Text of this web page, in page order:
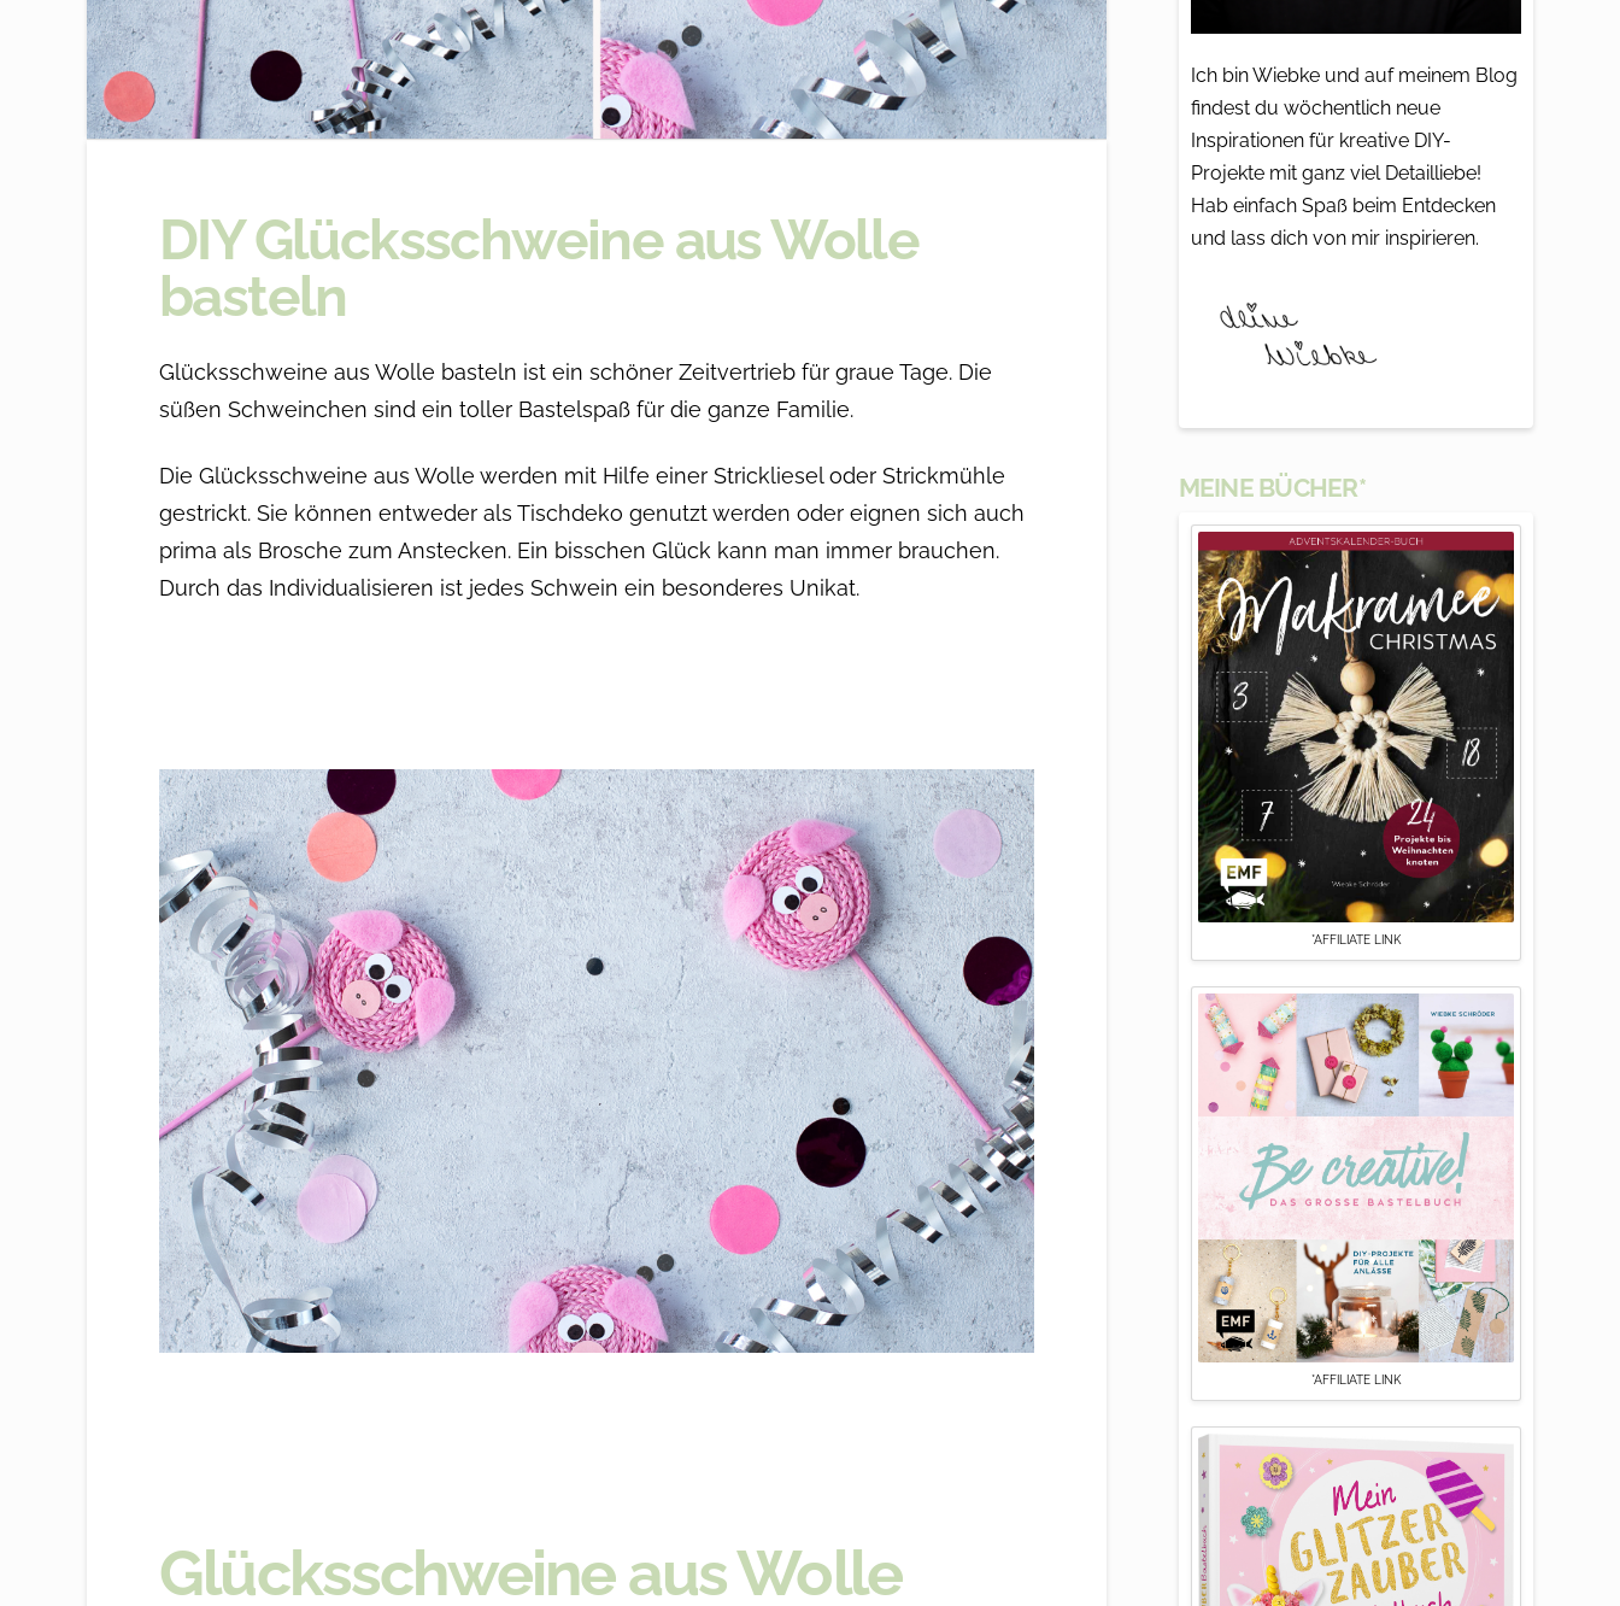
DIY Glücksschweine aus Wolle
basteln
Glücksschweine aus Wolle basteln ist ein schöner Zeitvertrieb für graue Tage. Die
süßen Schweinchen sind ein toller Bastelspaß für die ganze Familie.
Die Glücksschweine aus Wolle werden mit Hilfe einer Strickliesel oder Strickmühle
gestrickt. Sie können entweder als Tischdeko genutzt werden oder eignen sich auch
prima als Brosche zum Anstecken. Ein bisschen Glück kann man immer brauchen.
Durch das Individualisieren ist jedes Schwein ein besonderes Unikat.
Glücksschweine aus Wolle
Ich bin Wiebke und auf meinem Blog
findest du wöchentlich neue
Inspirationen für kreative DIY-
Projekte mit ganz viel Detailliebe!
Hab einfach Spaß beim Entdecken
und lass dich von mir inspirieren.
MEINE BÜCHER*
*AFFILIATE LINK
*AFFILIATE LINK